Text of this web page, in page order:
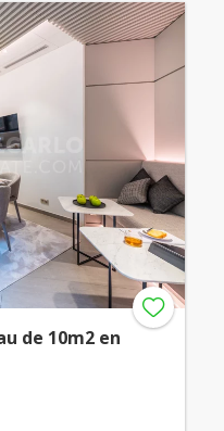
de 10m2 en